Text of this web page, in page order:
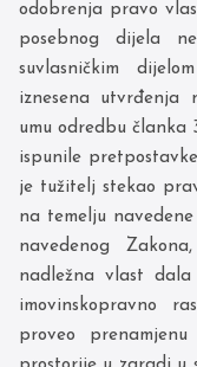
odobrenja pravo
posebnog dijela
suvlasničkim
iznesena utvrđenja
umu odredbu članka
ispunile
je tužitelj stekao
na temelju
navedenog
nadležna vlast
imovinskopravno
proveo